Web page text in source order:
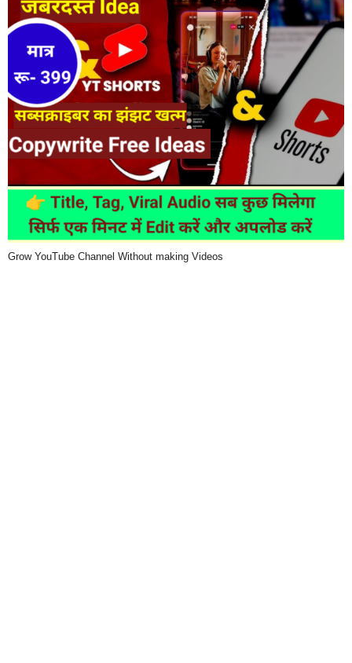
Grow YouTube Channel Without making Videos